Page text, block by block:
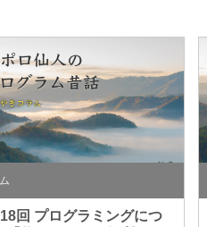
回 プログラミングにつ